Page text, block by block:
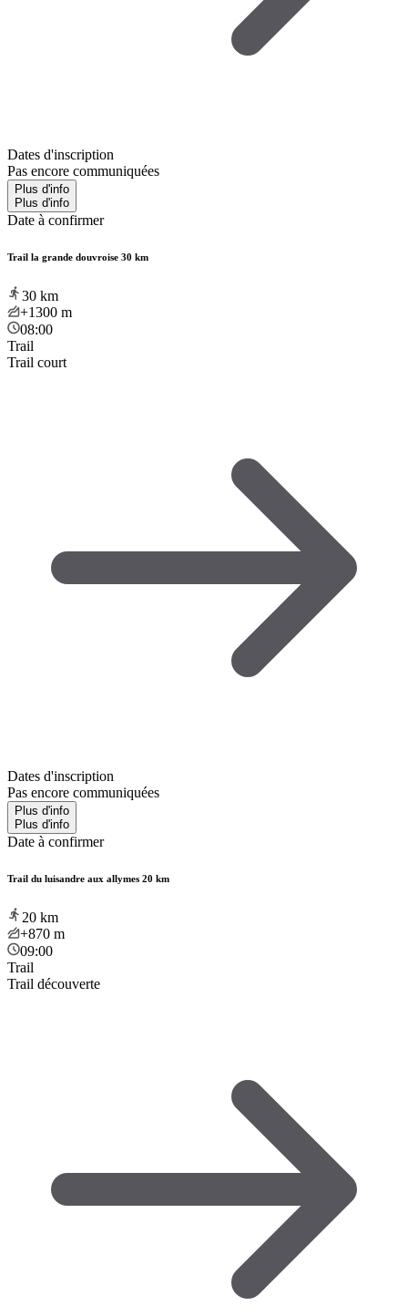
Dates d'inscription
Pas encore communiquées
Plus d'info
Plus d'info
Date à confirmer
Trail la grande douvroise 30 km
30 km
+1300 m
08:00
Trail
Trail court
Dates d'inscription
Pas encore communiquées
Plus d'info
Plus d'info
Date à confirmer
Trail du luisandre aux allymes 20 km
20 km
+870 m
09:00
Trail
Trail découverte